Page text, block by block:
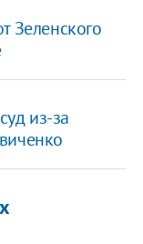
Зеленского
из-за